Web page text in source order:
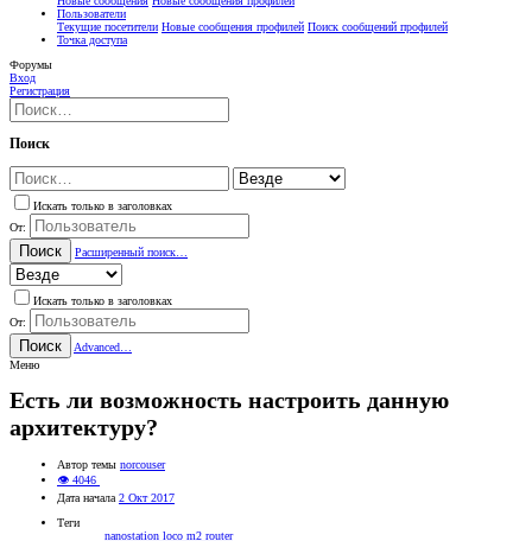
Пользователи
Текущие посетители Новые сообщения профилей Поиск сообщений профилей
Точка доступа
Форумы
Вход
Регистрация
Поиск
Искать только в заголовках
От:
Поиск Расширенный поиск…
Искать только в заголовках
От:
Поиск
Advanced…
Меню
Есть ли возможность настроить данную
архитектуру?
Автор темы norcouser
👁 4046
Дата начала 2 Окт 2017
Теги
nanostation loco m2 router